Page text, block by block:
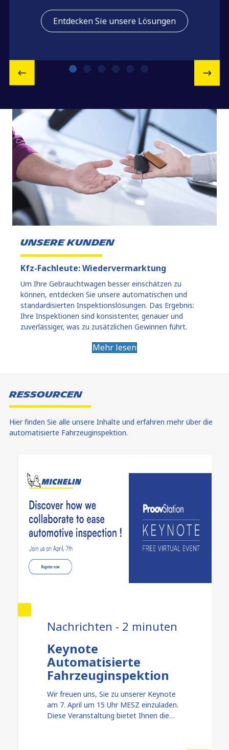
Entdecken Sie unsere Lösungen
Unsere Kunden
Kfz-Fachleute: Wiedervermarktung
Um Ihre Gebrauchtwagen besser einschätzen zu
können, entdecken Sie unsere automatischen und
standardisierten Inspektionslösungen. Das Ergebnis:
Ihre Inspektionen sind konsistenter, genauer und
zuverlässiger, was zu zusätzlichen Gewinnen führt.
Mehr lesen
Ressourcen
Hier finden Sie alle unsere Inhalte und erfahren mehr über die
automatisierte Fahrzeuginspektion.
Nachrichten - 2 minuten
Keynote
Automatisierte
Fahrzeuginspektion
Wir freuen uns, Sie zu unserer Keynote
am 7. April um 15 Uhr MESZ einzuladen.
Diese Veranstaltung bietet Ihnen die…